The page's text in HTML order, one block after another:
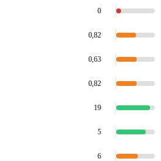
0
0,82
0,63
0,82
19
5
6